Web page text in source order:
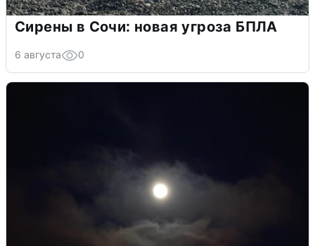
Сирены в Сочи: новая угроза БПЛА
6 августа 0